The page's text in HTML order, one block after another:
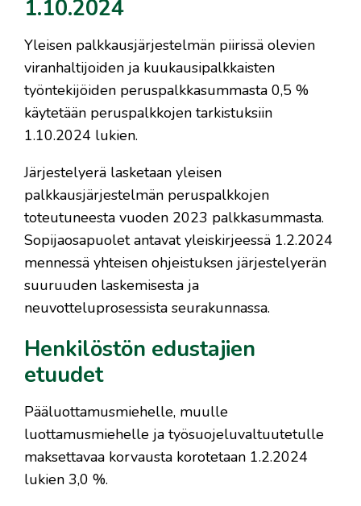
1.10.2024
Yleisen palkkausjärjestelmän piirissä olevien
viranhaltijoiden ja kuukausipalkkaisten
työntekijöiden peruspalkkasummasta 0,5 %
käytetään peruspalkkojen tarkistuksiin
1.10.2024 lukien.
Järjestelyerä lasketaan yleisen
palkkausjärjestelmän peruspalkkojen
toteutuneesta vuoden 2023 palkkasummasta.
Sopijaosapuolet antavat yleiskirjeessä 1.2.2024
mennessä yhteisen ohjeistuksen järjestelyerän
suuruuden laskemisesta ja
neuvotteluprosessista seurakunnassa.
Henkilöstön edustajien
etuudet
Pääluottamusmiehelle, muulle
luottamusmiehelle ja työsuojeluvaltuutetulle
maksettavaa korvausta korotetaan 1.2.2024
lukien 3,0 %.